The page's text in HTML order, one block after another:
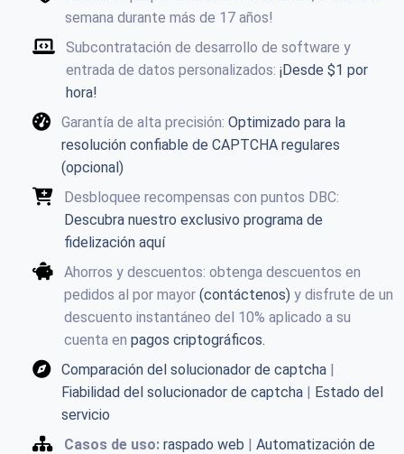
semana durante más de 17 años!
Subcontratación de desarrollo de software y
entrada de datos personalizados: ¡Desde $1 por
hora!
Garantía de alta precisión: Optimizado para la
resolución confiable de CAPTCHA regulares
(opcional)
Desbloquee recompensas con puntos DBC:
Descubra nuestro exclusivo programa de
fidelización aquí
Ahorros y descuentos: obtenga descuentos en
pedidos al por mayor (contáctenos) y disfrute de un
descuento instantáneo del 10% aplicado a su
cuenta en pagos criptográficos.
Comparación del solucionador de captcha |
Fiabilidad del solucionador de captcha | Estado del
servicio
Casos de uso: raspado web | Automatización de